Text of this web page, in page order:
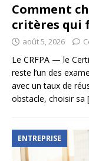
Comment
critères qui
août 5, 2026
Le CRFPA — le
reste l’un des
avec un taux de
obstacle, choisir sa
ENTREPRISE